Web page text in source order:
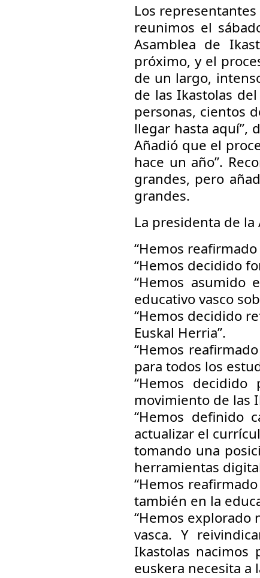
Los
reunimos el
Asamblea de
próximo, y el
de un largo,
de las Ikastolas
personas, cientos
llegar hasta aquí”,
Añadió que el
hace un año”.
grandes, pero
grandes.
La presidenta de
“Hemos
“Hemos decidido
“Hemos asumido
educativo vasco
“Hemos decidido
Euskal Herria”.
“Hemos
para todos los
“Hemos
movimiento de las
“Hemos definido
actualizar el
tomando una
herramientas
“Hemos
también en la
“Hemos explorado
vasca. Y
Ikastolas nacimos
euskera necesita a